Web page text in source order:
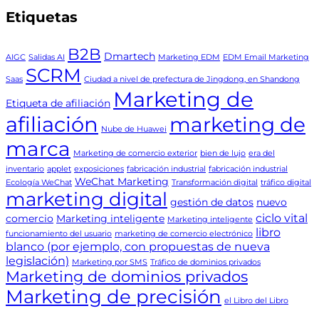
Etiquetas
AIGC Salidas AI B2B Dmartech Marketing EDM EDM Email Marketing
Saas SCRM Ciudad a nivel de prefectura de Jingdong, en Shandong
Etiqueta de afiliación Marketing de
afiliación
Nube de Huawei marketing de
marca
Marketing de comercio exterior bien de lujo era del
inventario applet exposiciones fabricación industrial fabricación industrial
Ecología WeChat WeChat Marketing Transformación digital tráfico digital
marketing digital gestión de datos nuevo
comercio Marketing inteligente Marketing inteligente ciclo vital
funcionamiento del usuario marketing de comercio electrónico libro
blanco (por ejemplo, con propuestas de nueva
legislación) Marketing por SMS Tráfico de dominios privados
Marketing de dominios privados
Marketing de precisión el Libro del Libro